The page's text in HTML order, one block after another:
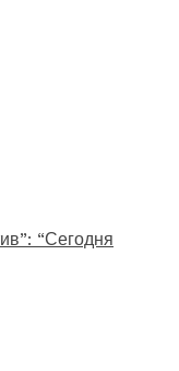
“Сегодня